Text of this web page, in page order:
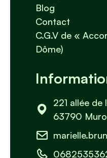
Blog
Contact
C.G.V de «
Dôme)
221 allée de
63790